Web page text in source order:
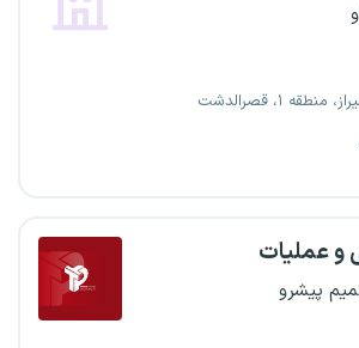
منطقه ۱، قصرالدشت
و عملیات
پیشرو